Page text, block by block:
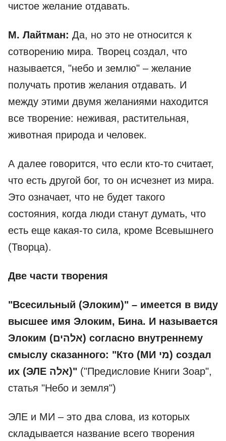
чистое желание отдавать.
М. Лайтман: Да, но это не относится к
сотворению мира. Творец создал, что
называется, "небо и землю" – желание
получать против желания отдавать. И
между этими двумя желаниями находится
все творение: неживая, растительная,
животная природа и человек.
А далее говорится, что если кто-то считает,
что есть другой бог, то он исчезнет из мира.
Это означает, что не будет такого
состояния, когда люди станут думать, что
есть еще какая-то сила, кроме Всевышнего
(Творца).
Две части творения
"Всесильный (Элоким)" – имеется в виду
высшее имя Элоким, Бина. И называется
Элоким (אלהים) согласно внутреннему
смыслу сказанного: "Кто (МИ מי) создал
их (ЭЛЕ אלה)" ("Предисловие Книги Зоар",
статья "Небо и земля")
ЭЛЕ и МИ – это два слова, из которых
складывается название всего творения